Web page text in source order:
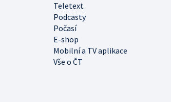
Teletext
Podcasty
Počasí
E-shop
Mobilní a TV aplikace
Vše o ČT